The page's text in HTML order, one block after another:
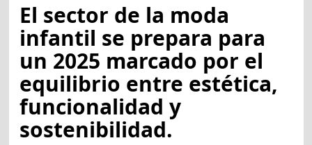
El sector de la moda
infantil se prepara para
un 2025 marcado por el
equilibrio entre estética,
funcionalidad y
sostenibilidad.